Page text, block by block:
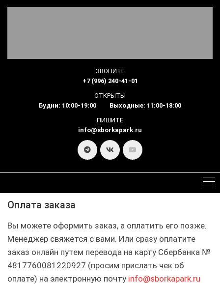
ЗВОНИТЕ
+7 (996) 240-41-01
ОТКРЫТЫ
Будни: 10:00-19:00 Выходные: 11:00-18:00
ПИШИТЕ
info@sborkapark.ru
Оплата заказа
Вы можете оформить заказ, а оплатить его позже.
Менеджер свяжется с вами. Или сразу оплатите
заказ онлайн путем перевода на карту Сбербанка №
4817760081220927 (просим прислать чек об
оплате) на электронную почту info@sborkapark.ru